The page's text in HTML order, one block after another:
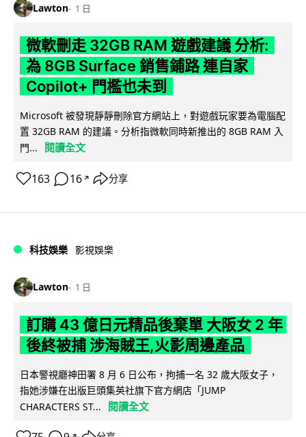
Lawton 1 日
微軟刪走 32GB RAM 遊戲建議 分析:
為 8GB Surface 銷售鋪路 連自家
Copilot+ 門檻也未到
Microsoft 被發現靜靜刪除官方網站上，對遊戲玩家要為電腦配
置 32GB RAM 的建議。分析指微軟同時新推出的 8GB RAM 入
門...
閱讀全文
163 16 ↗ 分享
科技娛樂 影視娛樂
Lawton 1 日
訂購 43 億日元精品後棄單 大阪女 2 年
後終被捕 涉海賊王,火影周邊產品
日本警視廳神田署 8 月 6 日公布，拘捕一名 32 歲大阪女子，
指她涉嫌在出版巨頭集英社旗下官方網店「JUMP
CHARACTERS ST...
閱讀全文